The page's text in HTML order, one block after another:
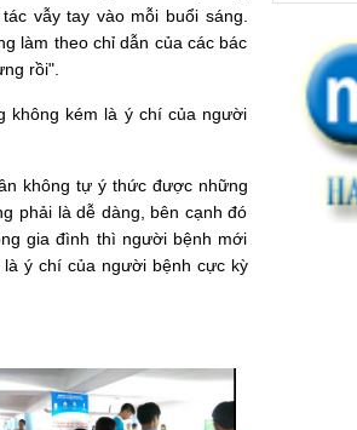
vẫy tay vào mỗi buổi sáng.
làm theo chỉ dẫn của các bác
rồi".
không kém là ý chí của người
không tự ý thức được những
phải là dễ dàng, bên cạnh đó
gia đình thì người bệnh mới
ý chí của người bệnh cực kỳ